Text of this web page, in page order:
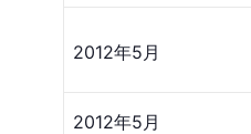
2012年5月
2012年5月